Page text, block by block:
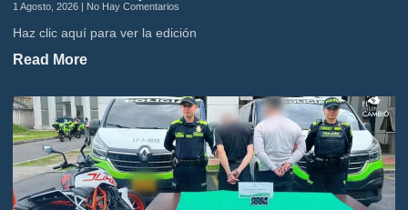
1 Agosto, 2026 No Hay Comentarios
Haz clic aquí para ver la edición
Read More